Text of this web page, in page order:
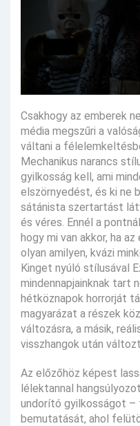
Csakhogy az emberek
média megszűri a
váltani a
Mechanikus narancs
gyilkosság kell, ami
elszörnyedést, és ki ne
sátánista szertartást
és véres. Ennél a
hogy mi van akkor, ha
olyan amilyen, kvázi
Kinget nyúló stílusával
mindennapjainknak tart
hétköznapok horrorját
magyarázat a részek
változásra, a másik,
visszhangok után
Az előzőhöz képest
lélektannal
undorító gyilkosságot
bemutatását, ahol